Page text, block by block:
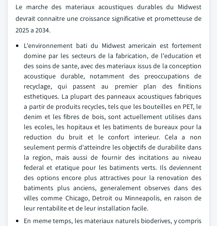
Le marche des materiaux acoustiques durables du Midwest
devrait connaitre une croissance significative et prometteuse de
2025 a 2034.
L'environnement bati du Midwest americain est fortement
domine par les secteurs de la fabrication, de l'education et
des soins de sante, avec des materiaux issus de la conception
acoustique durable, notamment des preoccupations de
recyclage, qui passent au premier plan des finitions
esthetiques. La plupart des panneaux acoustiques fabriques
a partir de produits recycles, tels que les bouteilles en PET, le
denim et les fibres de bois, sont actuellement utilises dans
les ecoles, les hopitaux et les batiments de bureaux pour la
reduction du bruit et le confort interieur. Cela a non
seulement permis d'atteindre les objectifs de durabilite dans
la region, mais aussi de fournir des incitations au niveau
federal et etatique pour les batiments verts. Ils deviennent
des options encore plus attractives pour la renovation des
batiments plus anciens, generalement observes dans des
villes comme Chicago, Detroit ou Minneapolis, en raison de
leur rentabilite et de leur installation facile.
En meme temps, les materiaux naturels bioderives, y compris